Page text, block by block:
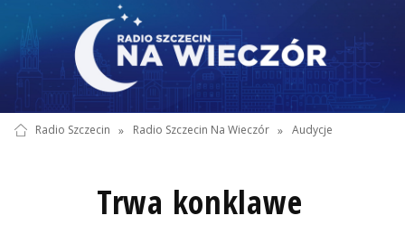
Radio Szczecin » Radio Szczecin Na Wieczór » Audycje
Trwa konklawe